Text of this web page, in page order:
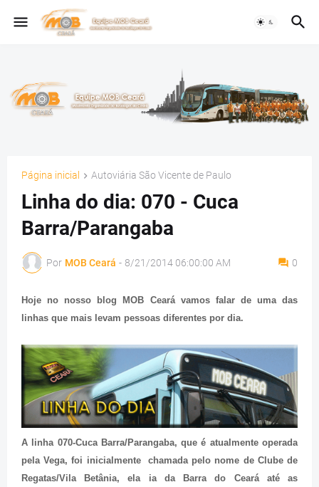
Página inicial Autoviária São Vicente de Paulo
Linha do dia: 070 - Cuca
Barra/Parangaba
Por MOB Ceará - 8/21/2014 06:00:00 AM 0
Hoje no nosso blog MOB Ceará vamos falar de uma das
linhas que mais levam pessoas diferentes por dia.
A linha 070-Cuca Barra/Parangaba, que é atualmente operada
pela Vega, foi inicialmente chamada pelo nome de Clube de
Regatas/Vila Betânia, ela ia da Barra do Ceará até as